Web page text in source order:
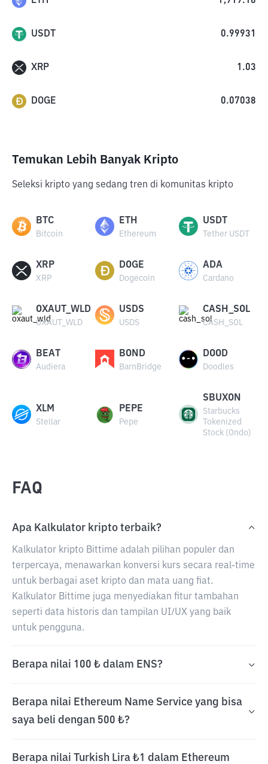
USDT 0.99931
XRP 1.03
DOGE 0.07038
Temukan Lebih Banyak Kripto
Seleksi kripto yang sedang tren di komunitas kripto
BTC
Bitcoin
ETH
Ethereum
USDT
Tether USDT
XRP
XRP
DOGE
Dogecoin
ADA
Cardano
OXAUT_WLD
OXAUT_WLD
USDS
USDS
CASH_SOL
CASH_SOL
BEAT
Audiera
BOND
BarnBridge
DOOD
Doodles
XLM
Stellar
PEPE
Pepe
SBUXON
Starbucks
Tokenized
Stock (Ondo)
FAQ
Apa Kalkulator kripto terbaik?
Kalkulator kripto Bittime adalah pilihan populer dan
terpercaya, menawarkan konversi kurs secara real-time
untuk berbagai aset kripto dan mata uang fiat.
Kalkulator Bittime juga menyediakan fitur tambahan
seperti data historis dan tampilan UI/UX yang baik
untuk pengguna.
Berapa nilai 100 ₺ dalam ENS?
Berapa nilai Ethereum Name Service yang bisa
saya beli dengan 500 ₺?
Berapa nilai Turkish Lira ₺1 dalam Ethereum